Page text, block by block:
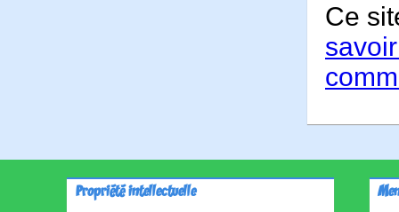
Ce
Propriété intellectuelle